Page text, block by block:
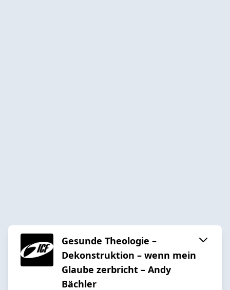
Gesunde Theologie –
Dekonstruktion – wenn mein
Glaube zerbricht – Andy
Bächler